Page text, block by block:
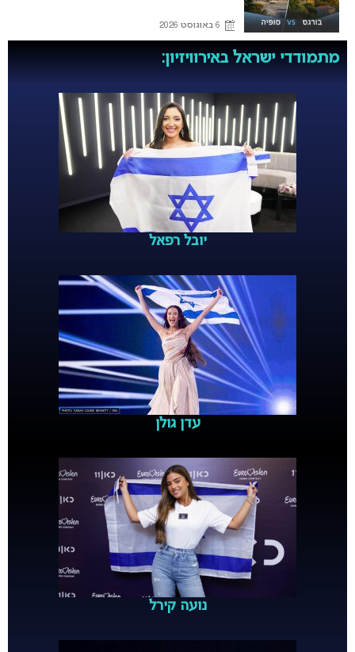
6 באוגוסט 2026
מתמודדי ישראל באירוויזיון:
יובל רפאל
עדן גולן
נועה קירל